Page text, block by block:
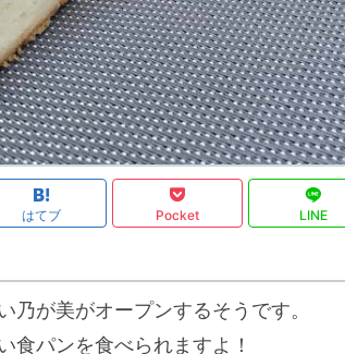
はてブ Pocket LINE
乃が美がオープンするそうです。
食パンを食べられますよ！